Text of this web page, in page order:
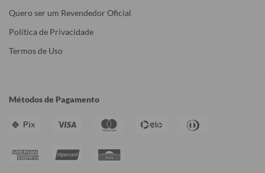
Quero ser um Revendedor Oficial
Política de Privacidade
Termos de Uso
Métodos de Pagamento
Pix